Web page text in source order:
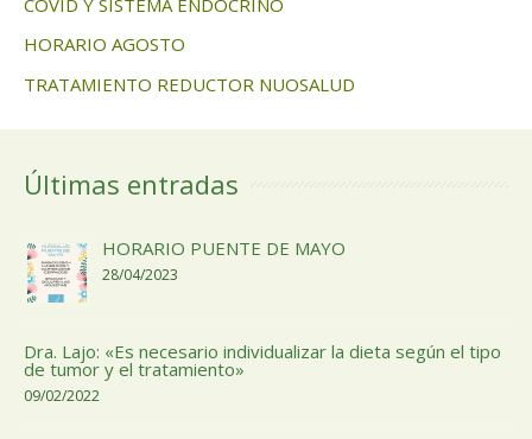
HORARIO AGOSTO
TRATAMIENTO REDUCTOR NUOSALUD
Últimas entradas
HORARIO PUENTE DE MAYO
28/04/2023
Dra. Lajo: «Es necesario individualizar la dieta según el tipo
de tumor y el tratamiento»
09/02/2022